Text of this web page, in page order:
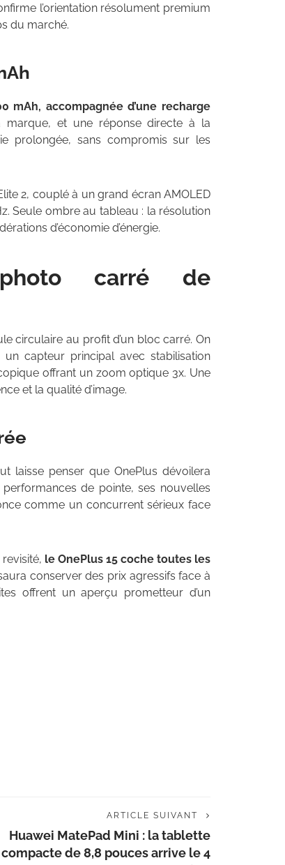
l’orientation résolument premium
du marché.
mAh, accompagnée d’une recharge
marque, et une réponse directe à la
prolongée, sans compromis sur les
2, couplé à un grand écran AMOLED
Seule ombre au tableau : la résolution
d’économie d’énergie.
carré de
circulaire au profit d’un bloc carré. On
capteur principal avec stabilisation
offrant un zoom optique 3x. Une
et la qualité d’image.
laisse penser que OnePlus dévoilera
performances de pointe, ses nouvelles
comme un concurrent sérieux face
le OnePlus 15 coche toutes les
conserver des prix agressifs face à
offrent un aperçu prometteur d’un
ARTICLE SUIVANT
Huawei MatePad Mini : la tablette
compacte de 8,8 pouces arrive le 4